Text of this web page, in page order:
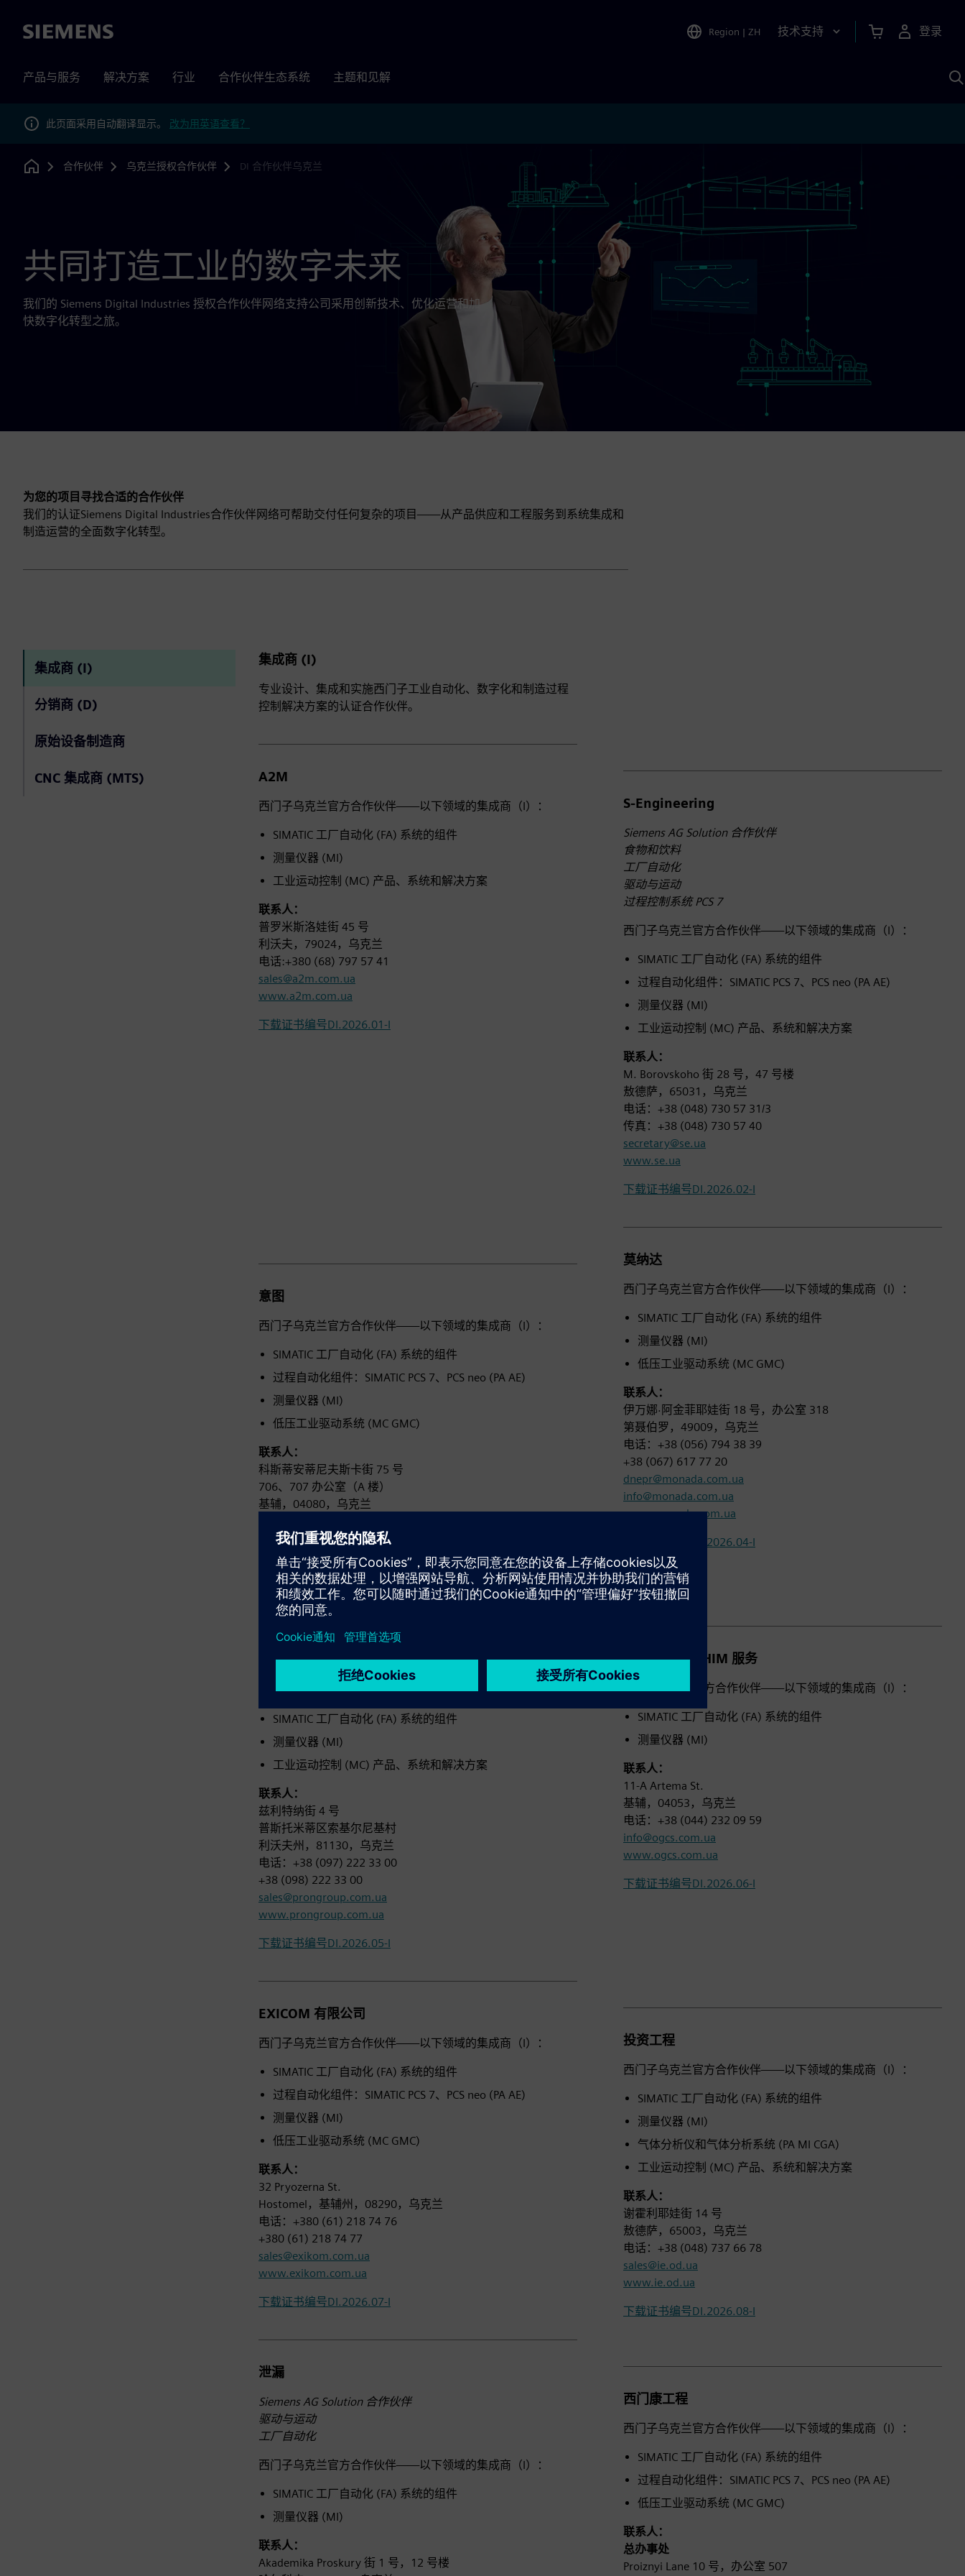
Siemens Region | ZH 技术支持 登录
产品与服务 解决方案 行业 合作伙伴生态系统 主题和见解
此页面采用自动翻译显示。 改为用英语查看？
Home
合作伙伴 乌克兰授权合作伙伴 DI 合作伙伴乌克兰
共同打造工业的数字未来
我们的 Siemens Digital Industries 授权合作伙伴网络支持公司采用创新技术、优化运营和加
快数字化转型之旅。
为您的项目寻找合适的合作伙伴
我们的认证Siemens Digital Industries合作伙伴网络可帮助交付任何复杂的项目——从产品供应和工程服务到系统集成和
制造运营的全面数字化转型。
集成商 (I)
分销商 (D)
原始设备制造商
CNC 集成商 (MTS)
集成商 (I)
专业设计、集成和实施西门子工业自动化、数字化和制造过程
控制解决方案的认证合作伙伴。
A2M
西门子乌克兰官方合作伙伴——以下领域的集成商（I）：
SIMATIC 工厂自动化 (FA) 系统的组件
测量仪器 (MI)
工业运动控制 (MC) 产品、系统和解决方案
联系人：
普罗米斯洛娃街 45 号
利沃夫，79024，乌克兰
电话:+380 (68) 797 57 41
sales@a2m.com.ua
www.a2m.com.ua
下载证书编号DI.2026.01-I
意图
西门子乌克兰官方合作伙伴——以下领域的集成商（I）：
SIMATIC 工厂自动化 (FA) 系统的组件
过程自动化组件：SIMATIC PCS 7、PCS neo (PA AE)
测量仪器 (MI)
低压工业驱动系统 (MC GMC)
联系人：
科斯蒂安蒂尼夫斯卡街 75 号
706、707 办公室（A 楼）
基辅，04080，乌克兰
sales@intengin.com.ua
www.intengin.com.ua
下载证书编号DI.2026.03-I
色情组
西门子乌克兰官方合作伙伴——以下领域的集成商（I）：
SIMATIC 工厂自动化 (FA) 系统的组件
测量仪器 (MI)
工业运动控制 (MC) 产品、系统和解决方案
联系人：
兹利特纳街 4 号
普斯托米蒂区索基尔尼基村
利沃夫州，81130，乌克兰
电话：+38 (097) 222 33 00
+38 (098) 222 33 00
sales@prongroup.com.ua
www.prongroup.com.ua
下载证书编号DI.2026.05-I
EXICOM 有限公司
西门子乌克兰官方合作伙伴——以下领域的集成商（I）：
SIMATIC 工厂自动化 (FA) 系统的组件
过程自动化组件：SIMATIC PCS 7、PCS neo (PA AE)
测量仪器 (MI)
低压工业驱动系统 (MC GMC)
联系人：
32 Pryozerna St.
Hostomel，基辅州，08290，乌克兰
电话：+380 (61) 218 74 76
+380 (61) 218 74 77
sales@exikom.com.ua
www.exikom.com.ua
下载证书编号DI.2026.07-I
泄漏
Siemens AG Solution 合作伙伴
驱动与运动
工厂自动化
西门子乌克兰官方合作伙伴——以下领域的集成商（I）：
SIMATIC 工厂自动化 (FA) 系统的组件
测量仪器 (MI)
联系人：
Akademika Proskury 街 1 号，12 号楼
S-Engineering
Siemens AG Solution 合作伙伴
食物和饮料
工厂自动化
驱动与运动
过程控制系统 PCS 7
西门子乌克兰官方合作伙伴——以下领域的集成商（I）：
SIMATIC 工厂自动化 (FA) 系统的组件
过程自动化组件：SIMATIC PCS 7、PCS neo (PA AE)
测量仪器 (MI)
工业运动控制 (MC) 产品、系统和解决方案
联系人：
M. Borovskoho 街 28 号，47 号楼
敖德萨，65031，乌克兰
电话：+38 (048) 730 57 31/3
传真：+38 (048) 730 57 40
secretary@se.ua
www.se.ua
下载证书编号DI.2026.02-I
莫纳达
西门子乌克兰官方合作伙伴——以下领域的集成商（I）：
SIMATIC 工厂自动化 (FA) 系统的组件
测量仪器 (MI)
低压工业驱动系统 (MC GMC)
联系人：
伊万娜·阿金菲耶娃街 18 号，办公室 318
第聂伯罗，49009，乌克兰
电话：+38 (056) 794 38 39
+38 (067) 617 77 20
dnepr@monada.com.ua
info@monada.com.ua
www.monada.com.ua
下载证书编号DI.2026.04-I
ㅤ
ㅤ
NAFTOGAZKHIM 服务
西门子乌克兰官方合作伙伴——以下领域的集成商（I）：
SIMATIC 工厂自动化 (FA) 系统的组件
测量仪器 (MI)
联系人：
11-A Artema St.
基辅，04053，乌克兰
电话：+38 (044) 232 09 59
info@ogcs.com.ua
www.ogcs.com.ua
下载证书编号DI.2026.06-I
投资工程
西门子乌克兰官方合作伙伴——以下领域的集成商（I）：
SIMATIC 工厂自动化 (FA) 系统的组件
测量仪器 (MI)
气体分析仪和气体分析系统 (PA MI CGA)
工业运动控制 (MC) 产品、系统和解决方案
联系人：
谢霍利耶娃街 14 号
敖德萨，65003，乌克兰
电话：+38 (048) 737 66 78
sales@ie.od.ua
www.ie.od.ua
下载证书编号DI.2026.08-I
西门康工程
西门子乌克兰官方合作伙伴——以下领域的集成商（I）：
SIMATIC 工厂自动化 (FA) 系统的组件
过程自动化组件：SIMATIC PCS 7、PCS neo (PA AE)
低压工业驱动系统 (MC GMC)
联系人：
总办事处
Proiznyi Lane 10 号，办公室 507